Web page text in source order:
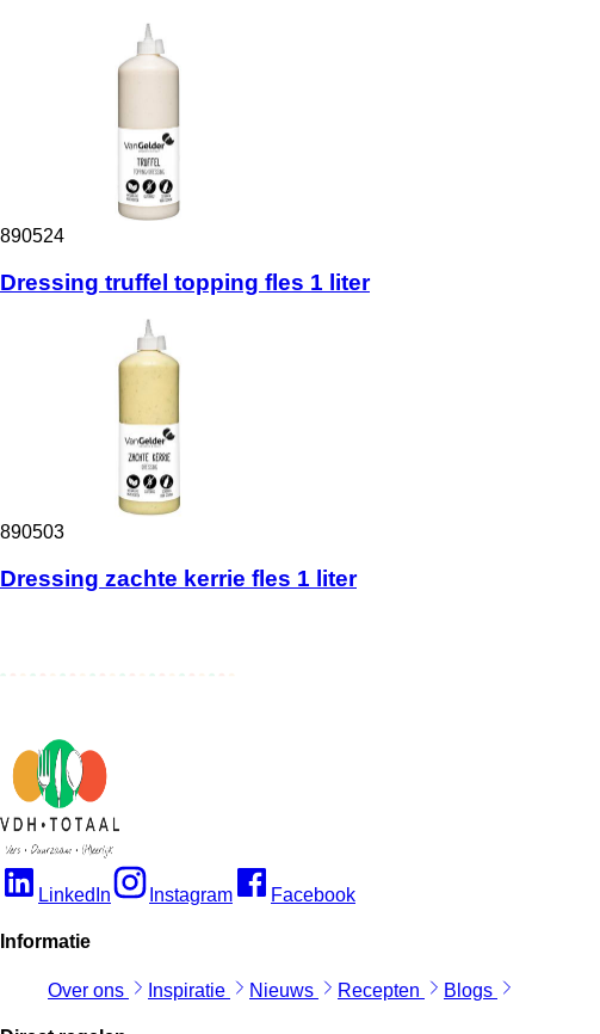
890524
Dressing truffel topping fles 1 liter
890503
Dressing zachte kerrie fles 1 liter
LinkedIn Instagram Facebook
Informatie
Over ons Inspiratie Nieuws Recepten Blogs